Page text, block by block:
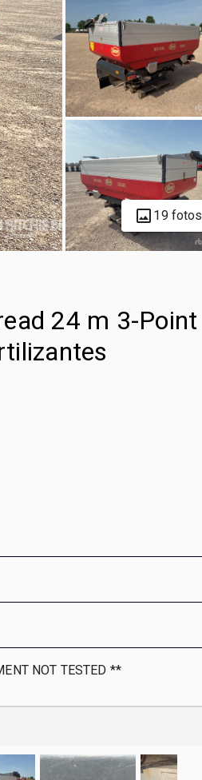
19 fotos
24 m 3-Point
NOT TESTED **